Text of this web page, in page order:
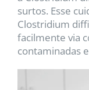
surtos. Esse
Clostridium
facilmente via
contaminadas